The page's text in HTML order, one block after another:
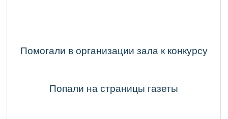
Помогали в организации зала к конкурсу
Попали на страницы газеты